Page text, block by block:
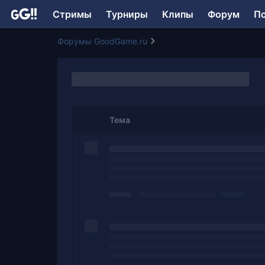
Стримы Турниры Клипы Форум
Форумы GoodGame.ru
Тема